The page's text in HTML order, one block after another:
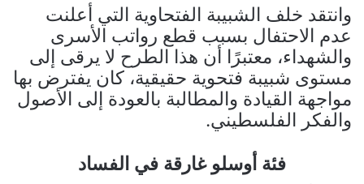
وانتقد خلف الشبيبة الفتحاوية التي أعلنت
عدم الاحتفال بسبب قطع رواتب الأسرى
والشهداء، معتبرًا أن هذا الطرح لا يرقى إلى
مستوى شبيبة فتحوية حقيقية، كان يفترض بها
مواجهة القيادة والمطالبة بالعودة إلى الأصول
والفكر الفلسطيني.
فئة أوسلو غارقة في الفساد